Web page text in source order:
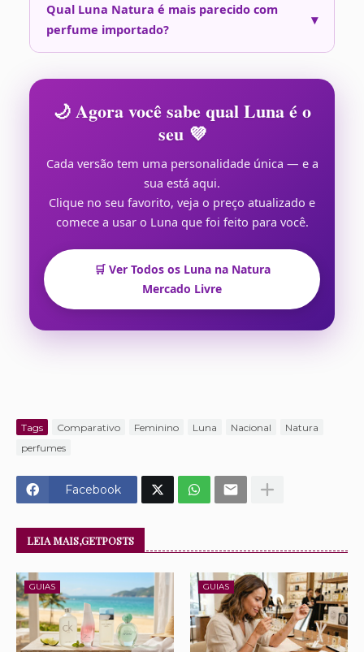
Qual Luna Natura é mais parecido com
perfume importado?
▾
🌙 Agora você sabe qual Luna é o
seu 💜
Cada versão tem uma personalidade única — e a
sua está aqui.
Clique no seu favorito, veja o preço atualizado e
comece a usar o Luna que foi feito para você.
🛒 Ver Todos os Luna na Natura
Mercado Livre
Tags Comparativo Feminino Luna Nacional
Natura
perfumes
Facebook
LEIA MAIS,GETPOSTS
GUIAS GUIAS